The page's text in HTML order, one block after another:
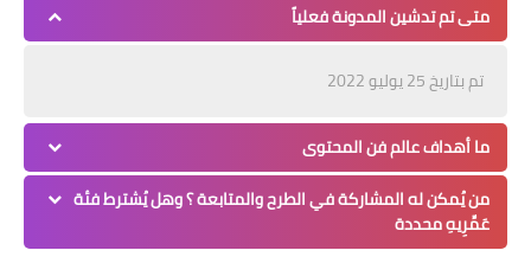
متى تم تدشين المدونة فعلياً
تم بتاريخ 25 يوليو 2022
ما أهداف عالم فن المحتوى
من يُمكن له المشاركة في الطرح والمتابعة ؟ وهل يُشترط فئة
عَمِّرِيهِ محددة